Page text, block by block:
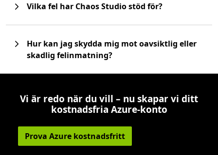
Vilka fel har Chaos Studio stöd för?
Hur kan jag skydda mig mot oavsiktlig eller
skadlig felinmatning?
Vi är redo när du vill – nu skapar vi ditt
kostnadsfria Azure-konto
Prova Azure kostnadsfritt